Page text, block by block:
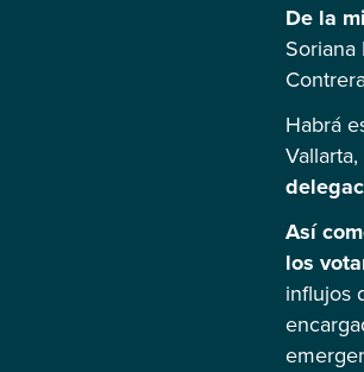
De la
Habrá
Vallarta,
Así
los
influjos